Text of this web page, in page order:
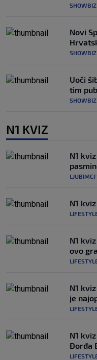
SHOWBIZ
Novi
SHOWBIZ
Uoči
tim
SHOWBIZ
N1 KVIZ
N1
LJUBIMCI
N1
N1
ovo
N1
je
N1
Đorđa